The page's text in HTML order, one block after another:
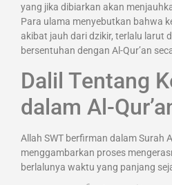
yang jika dibiarkan akan
Para ulama menyebutkan bahwa
akibat jauh dari dzikir, terlalu larut
bersentuhan dengan Al-Qur’an
Dalil Tentang
dalam Al-
Allah SWT berfirman dalam Surah
menggambarkan proses
berlalunya waktu yang panjang